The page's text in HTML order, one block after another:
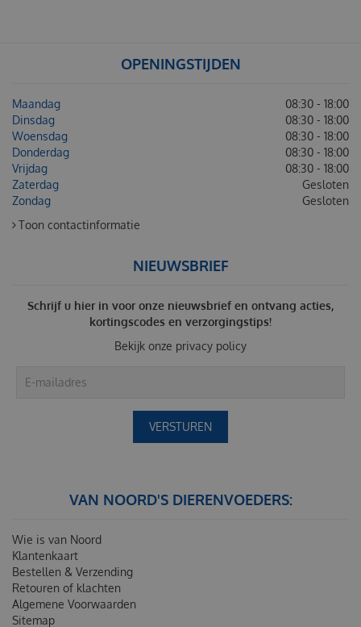
OPENINGSTIJDEN
Maandag
08:30 - 18:00
Dinsdag
08:30 - 18:00
Woensdag
08:30 - 18:00
Donderdag
08:30 - 18:00
Vrijdag
08:30 - 18:00
Zaterdag
Gesloten
Zondag
Gesloten
Toon contactinformatie
NIEUWSBRIEF
Schrijf u hier in voor onze nieuwsbrief en ontvang acties,
kortingscodes en verzorgingstips!
Bekijk onze privacy policy
VAN NOORD'S DIERENVOEDERS:
Wie is van Noord
Klantenkaart
Bestellen & Verzending
Retouren of klachten
Algemene Voorwaarden
Sitemap